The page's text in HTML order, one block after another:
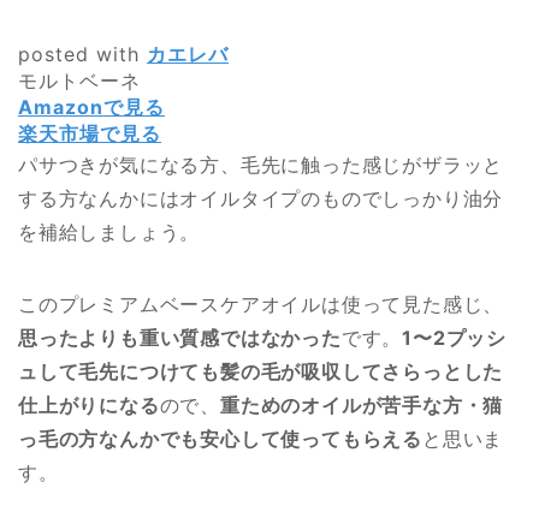
posted with カエレバ
モルトベーネ
Amazonで見る
楽天市場で見る
パサつきが気になる方、毛先に触った感じがザラッと
する方なんかにはオイルタイプのものでしっかり油分
を補給しましょう。
このプレミアムベースケアオイルは使って見た感じ、
思ったよりも重い質感ではなかったです。1〜2プッシ
ュして毛先につけても髪の毛が吸収してさらっとした
仕上がりになるので、重ためのオイルが苦手な方・猫
っ毛の方なんかでも安心して使ってもらえる と思いま
す。